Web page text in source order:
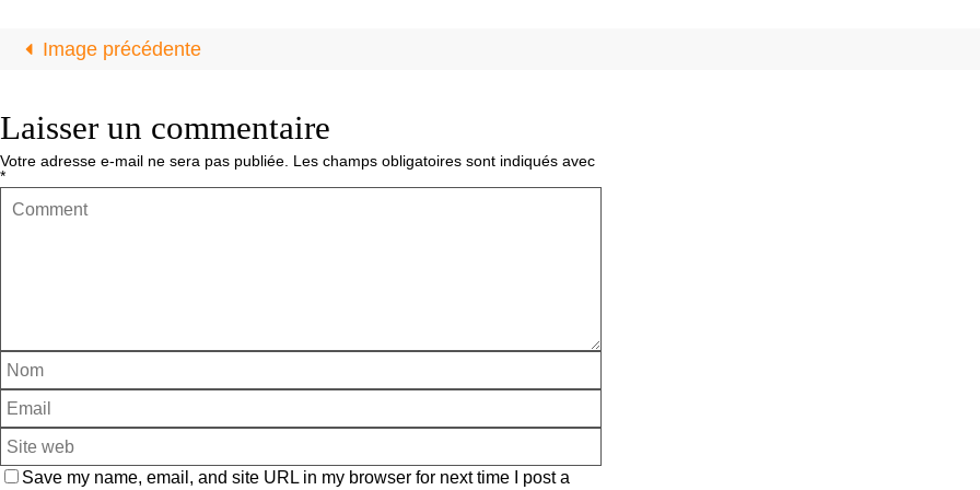
Image précédente
Laisser un commentaire
Votre adresse e-mail ne sera pas publiée. Les champs obligatoires sont indiqués avec
*
Save my name, email, and site URL in my browser for next time I post a